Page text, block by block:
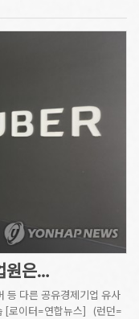
원은…
등 다른 공유경제기업 유사
[로이터=연합뉴스] (런던=